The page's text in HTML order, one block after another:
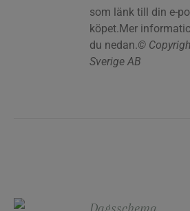
som länk till din e-
köpet.Mer
du nedan.©
Sverige AB